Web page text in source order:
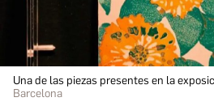
Una de las piezas presentes en la
Barcelona